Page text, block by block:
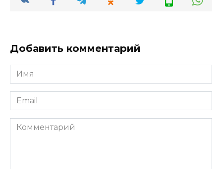
Добавить комментарий
Имя
*
Email
*
Комментарий